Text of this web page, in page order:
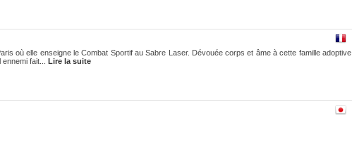
où elle enseigne le Combat Sportif au Sabre Laser. Dévouée corps et âme à cette famille adoptive,
fait... Lire la suite